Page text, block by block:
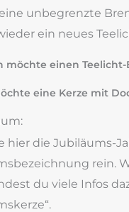
unbegrenzte
ein neues
möchte einen Teelicht-
eine Kerze mit
hier die Jubiläums-
rein.
du viele Infos